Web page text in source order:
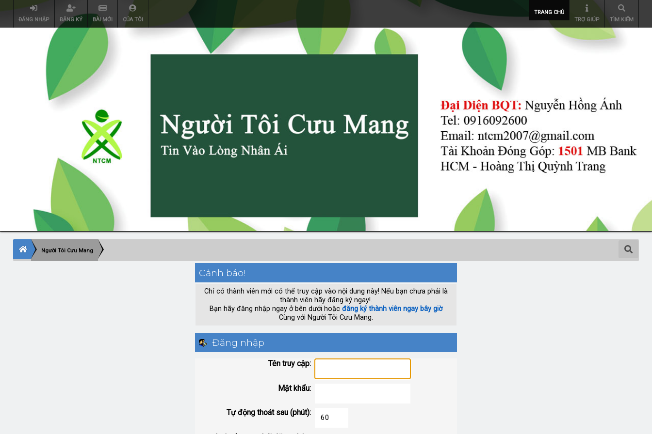
ĐĂNG NHẬP ĐĂNG KÝ BÀI MỚI CỦA TÔI
TRANG CHỦ
TRỢ GIÚP
TÌM KIẾM
Người Tôi Cưu Mang
Cảnh báo!
Chỉ có thành viên mới có thể truy cập vào nội dung này! Nếu bạn chưa phải là
thành viên hãy đăng ký ngay!.
Bạn hãy đăng nhập ngay ở bên dưới hoặc đăng ký thành viên ngay bây giờ
Cùng với Người Tôi Cưu Mang.
Đăng nhập
Tên truy cập:
Mật khẩu:
Tự động thoát sau (phút):